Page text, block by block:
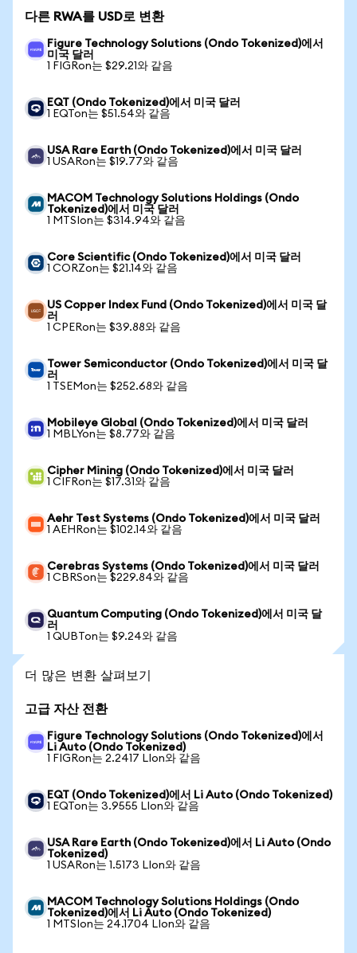
다른 RWA를 USD로 변환
Figure Technology Solutions (Ondo Tokenized)에서
미국 달러
1 FIGRon는 $29.21와 같음
EQT (Ondo Tokenized)에서 미국 달러
1 EQTon는 $51.54와 같음
USA Rare Earth (Ondo Tokenized)에서 미국 달러
1 USARon는 $19.77와 같음
MACOM Technology Solutions Holdings (Ondo
Tokenized)에서 미국 달러
1 MTSIon는 $314.94와 같음
Core Scientific (Ondo Tokenized)에서 미국 달러
1 CORZon는 $21.14와 같음
US Copper Index Fund (Ondo Tokenized)에서 미국 달
러
1 CPERon는 $39.88와 같음
Tower Semiconductor (Ondo Tokenized)에서 미국 달
러
1 TSEMon는 $252.68와 같음
Mobileye Global (Ondo Tokenized)에서 미국 달러
1 MBLYon는 $8.77와 같음
Cipher Mining (Ondo Tokenized)에서 미국 달러
1 CIFRon는 $17.31와 같음
Aehr Test Systems (Ondo Tokenized)에서 미국 달러
1 AEHRon는 $102.14와 같음
Cerebras Systems (Ondo Tokenized)에서 미국 달러
1 CBRSon는 $229.84와 같음
Quantum Computing (Ondo Tokenized)에서 미국 달
러
1 QUBTon는 $9.24와 같음
더 많은 변환 살펴보기
고급 자산 전환
Figure Technology Solutions (Ondo Tokenized)에서
Li Auto (Ondo Tokenized)
1 FIGRon는 2.2417 LIon와 같음
EQT (Ondo Tokenized)에서 Li Auto (Ondo Tokenized)
1 EQTon는 3.9555 LIon와 같음
USA Rare Earth (Ondo Tokenized)에서 Li Auto (Ondo
Tokenized)
1 USARon는 1.5173 LIon와 같음
MACOM Technology Solutions Holdings (Ondo
Tokenized)에서 Li Auto (Ondo Tokenized)
1 MTSIon는 24.1704 LIon와 같음